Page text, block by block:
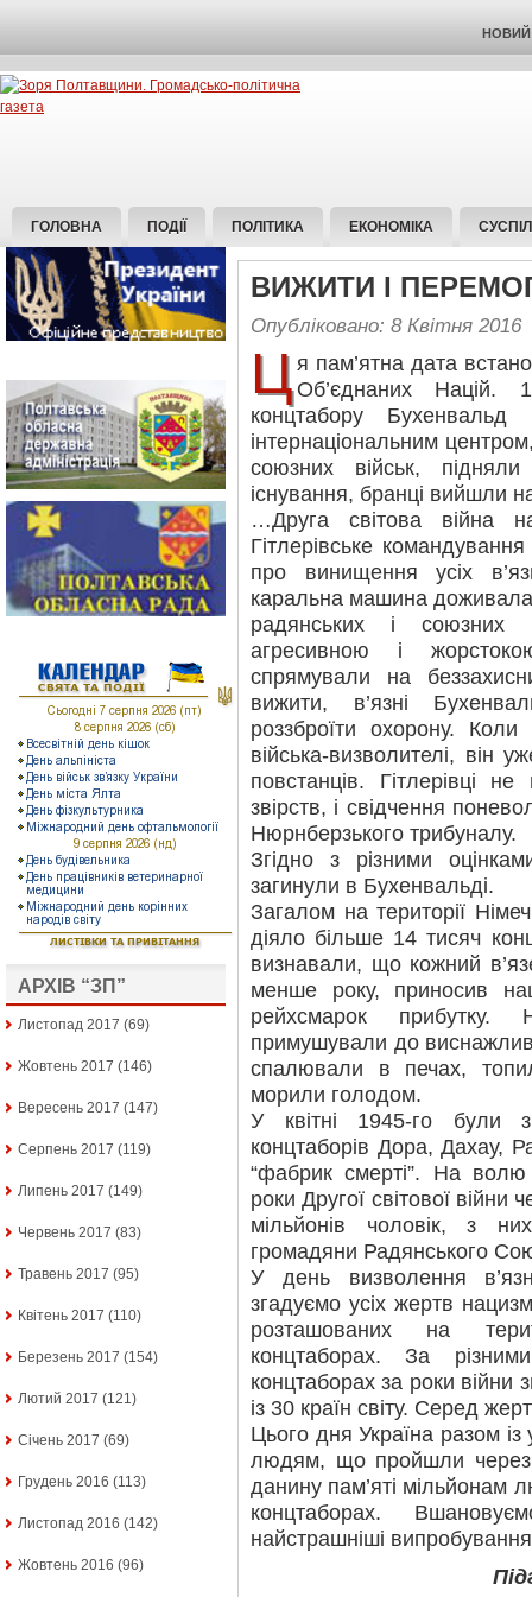
НОВИЙ
ГОЛОВНА ПОДІЇ ПОЛІТИКА ЕКОНОМІКА
АРХІВ “ЗП”
Листопад 2017 (69)
Жовтень 2017 (146)
Вересень 2017 (147)
Серпень 2017 (119)
Липень 2017 (149)
Червень 2017 (83)
Травень 2017 (95)
Квітень 2017 (110)
Березень 2017 (154)
Лютий 2017 (121)
Січень 2017 (69)
Грудень 2016 (113)
Листопад 2016 (142)
Жовтень 2016 (96)
ВИЖИТИ І
Опубліковано: 8 Квітня 2016
Ця пам’ятна дата
Об’єднаних Націй.
концтабору
інтернаціональним
союзних військ,
існування, бранці вийшли
…Друга світова війна
Гітлерівське
про винищення усіх
каральна машина доживала
радянських і союзних
агресивною і
спрямували на
вижити, в’язні
роззброїти охорону.
війська-визволителі, він
повстанців. Гітлерівці
звірств, і свідчення
Нюрнберзького трибуналу.
Згідно з різними
загинули в Бухенвальді.
Загалом на території
діяло більше 14 тисяч
визнавали, що кожний
менше року, приносив
рейхсмарок
примушували до
спалювали в печах,
морили голодом.
У квітні 1945-го були
концтаборів Дора, Дахау,
“фабрик смерті”. На
роки Другої світової
мільйонів чоловік, з
громадяни Радянського
У день визволення
згадуємо усіх жертв
розташованих на
концтаборах. За
концтаборах за роки війни
із 30 країн світу. Серед
Цього дня Україна разом із
людям, що пройшли через
данину пам’яті мільйонам
концтаборах.
найстрашніші